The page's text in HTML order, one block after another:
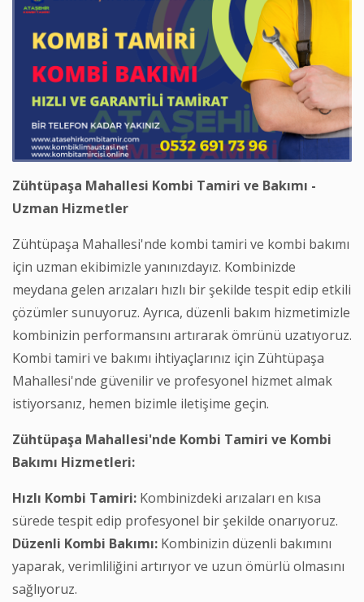
Zühtüpaşa Mahallesi Kombi Tamiri ve Bakımı -
Uzman Hizmetler
Zühtüpaşa Mahallesi'nde kombi tamiri ve kombi bakımı
için uzman ekibimizle yanınızdayız. Kombinizde
meydana gelen arızaları hızlı bir şekilde tespit edip etkili
çözümler sunuyoruz. Ayrıca, düzenli bakım hizmetimizle
kombinizin performansını artırarak ömrünü uzatıyoruz.
Kombi tamiri ve bakımı ihtiyaçlarınız için Zühtüpaşa
Mahallesi'nde güvenilir ve profesyonel hizmet almak
istiyorsanız, hemen bizimle iletişime geçin.
Zühtüpaşa Mahallesi'nde Kombi Tamiri ve Kombi
Bakımı Hizmetleri:
Hızlı Kombi Tamiri: Kombinizdeki arızaları en kısa
sürede tespit edip profesyonel bir şekilde onarıyoruz.
Düzenli Kombi Bakımı: Kombinizin düzenli bakımını
yaparak, verimliliğini artırıyor ve uzun ömürlü olmasını
sağlıyoruz.